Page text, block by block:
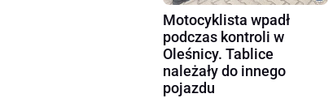
Motocyklista wpadł
podczas kontroli w
Oleśnicy. Tablice
należały do innego
pojazdu